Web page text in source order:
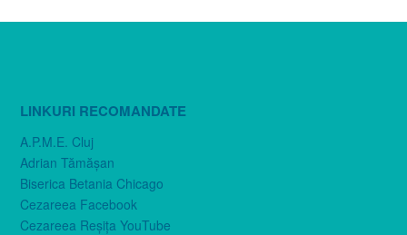
LINKURI RECOMANDATE
A.P.M.E. Cluj
Adrian Tămăşan
Biserica Betania Chicago
Cezareea Facebook
Cezareea Reşiţa YouTube